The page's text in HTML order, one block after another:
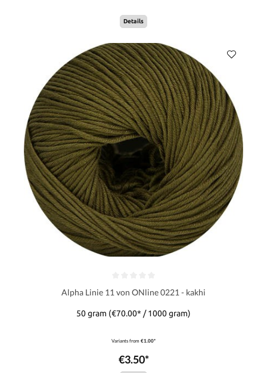
Details
Alpha Linie 11 von ONline 0221 - kakhi
50 gram (€70.00* / 1000 gram)
Variants from €1.00*
€3.50*